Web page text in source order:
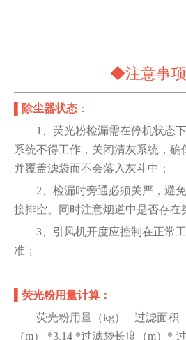
◆注意事项
▌除尘器状态 ：
1、荧光粉检漏需在停机状态
系统不得工作，关闭清灰系统，确
并覆盖滤袋而不会落入灰斗中；
2、检漏时旁通必须关严，避
接排空。同时注意烟道中是否存在
3、引风机开度应控制在正常
准；
荧光粉用量计算：
荧光粉用量（kg）= 过滤面积
（m） *3.14 *过滤袋长度（m）*